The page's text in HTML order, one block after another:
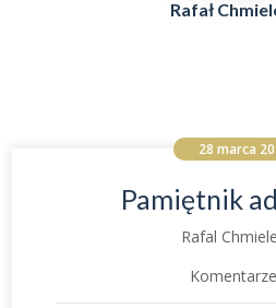
Rafał
28 marca
Pamiętnik
Rafal